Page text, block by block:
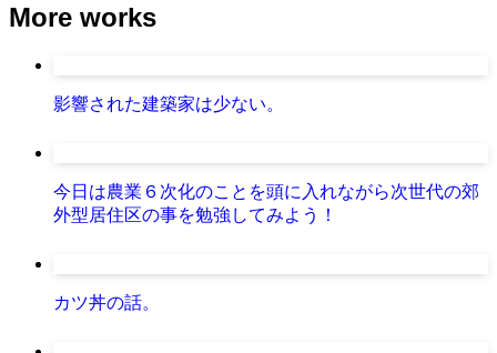
More works
影響された建築家は少ない。
今日は農業６次化のことを頭に入れながら次世代の郊
外型居住区の事を勉強してみよう！
カツ丼の話。